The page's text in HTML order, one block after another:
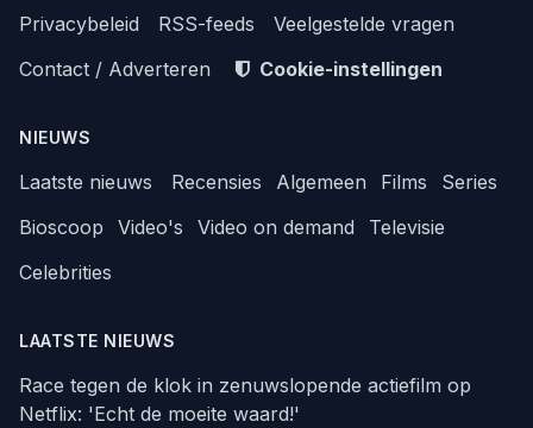
Privacybeleid
RSS-feeds
Veelgestelde vragen
Contact / Adverteren
Cookie-instellingen
NIEUWS
Laatste nieuws Recensies Algemeen Films
Series
Bioscoop
Video's Video on demand
Televisie
Celebrities
LAATSTE NIEUWS
Race tegen de klok in zenuwslopende actiefilm op
Netflix: 'Echt de moeite waard!'